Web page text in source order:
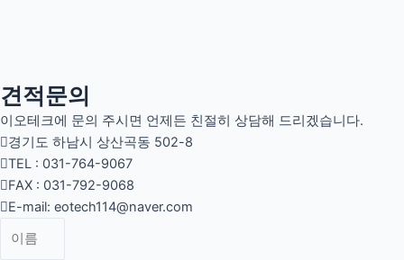
견적문의
이오테크에 문의 주시면 언제든 친절히 상담해 드리겠습니다.
경기도 하남시 상산곡동 502-8
TEL : 031-764-9067
FAX : 031-792-9068
E-mail: eotech114@naver.com